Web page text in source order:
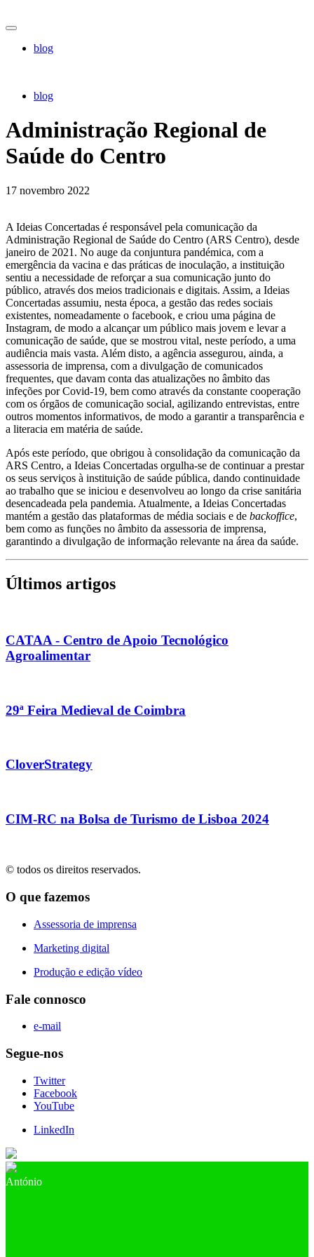
blog
blog
Administração Regional de
Saúde do Centro
17 novembro 2022
A Ideias Concertadas é responsável pela comunicação da
Administração Regional de Saúde do Centro (ARS Centro), desde
janeiro de 2021. No auge da conjuntura pandémica, com a
emergência da vacina e das práticas de inoculação, a instituição
sentiu a necessidade de reforçar a sua comunicação junto do
público, através dos meios tradicionais e digitais. Assim, a Ideias
Concertadas assumiu, nesta época, a gestão das redes sociais
existentes, nomeadamente o facebook, e criou uma página de
Instagram, de modo a alcançar um público mais jovem e levar a
comunicação de saúde, que se mostrou vital, neste período, a uma
audiência mais vasta. Além disto, a agência assegurou, ainda, a
assessoria de imprensa, com a divulgação de comunicados
frequentes, que davam conta das atualizações no âmbito das
infeções por Covid-19, bem como através da constante cooperação
com os órgãos de comunicação social, agilizando entrevistas, entre
outros momentos informativos, de modo a garantir a transparência e
a literacia em matéria de saúde.
Após este período, que obrigou à consolidação da comunicação da
ARS Centro, a Ideias Concertadas orgulha-se de continuar a prestar
os seus serviços à instituição de saúde pública, dando continuidade
ao trabalho que se iniciou e desenvolveu ao longo da crise sanitária
desencadeada pela pandemia. Atualmente, a Ideias Concertadas
mantém a gestão das plataformas de média sociais e de backoffice,
bem como as funções no âmbito da assessoria de imprensa,
garantindo a divulgação de informação relevante na área da saúde.
Últimos artigos
CATAA - Centro de Apoio Tecnológico
Agroalimentar
29ª Feira Medieval de Coimbra
CloverStrategy
CIM-RC na Bolsa de Turismo de Lisboa 2024
© todos os direitos reservados.
O que fazemos
Assessoria de imprensa
Marketing digital
Produção e edição vídeo
Fale connosco
e-mail
Segue-nos
Twitter
Facebook
YouTube
LinkedIn
António